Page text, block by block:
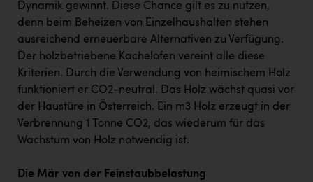
Dynamik gewinnt. Diese Chance gilt es zu nutzen,
denn beim Beheizen von Einzelhaushalten stehen
ausreichend erneuerbare Alternativen zu Verfügung.
Der holzbetriebene Kachelofen vereint alle diese
Kriterien. Durch die Verwendung von heimischem Holz
funktioniert er CO2-neutral. Das Holz wächst quasi vor
der Haustüre in Österreich. Ein m3 Holz erzeugt in der
Verbrennung 1 Tonne CO2, das wiederum für das
Wachstum von Holz notwendig ist.
Die Mär von der Feinstaubbelastung